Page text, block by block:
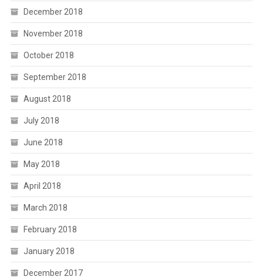
December 2018
November 2018
October 2018
September 2018
August 2018
July 2018
June 2018
May 2018
April 2018
March 2018
February 2018
January 2018
December 2017